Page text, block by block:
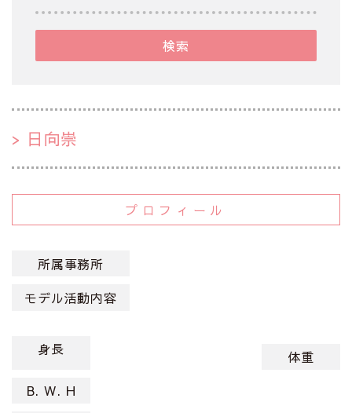
検索
日向崇
プロフィール
所属事務所
モデル活動内容
身長
体重
B. W. H